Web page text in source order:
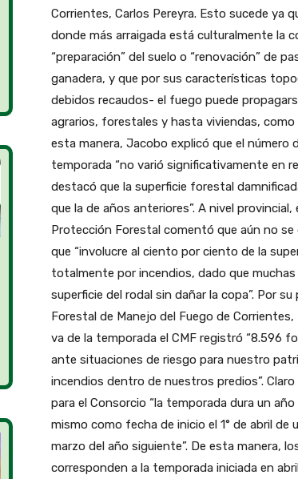
Corrientes, Carlos Pereyra. Esto sucede ya
donde más arraigada está culturalmente la
“preparación” del suelo o “renovación” de
ganadera, y que por sus características
debidos recaudos- el fuego puede
agrarios, forestales y hasta viviendas,
esta manera, Jacobo explicó que el
temporada “no varió significativamente en
destacó que la superficie forestal
que la de años anteriores”. A nivel
Protección Forestal comentó que aún no
que “involucre al ciento por ciento de la
totalmente por incendios, dado que
superficie del rodal sin dañar la copa”. Por
Forestal de Manejo del Fuego de
va de la temporada el CMF registró “8.596
ante situaciones de riesgo para nuestro
incendios dentro de nuestros predios”.
para el Consorcio “la temporada dura un
mismo como fecha de inicio el 1° de abril de
marzo del año siguiente”. De esta manera,
corresponden a la temporada iniciada en